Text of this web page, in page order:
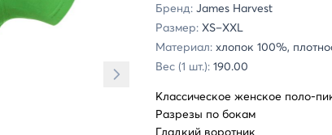
Бренд: James Harvest
Размер: XS–XXL
Материал: хлопок 100%,
Вес (1 шт.): 190.00
Классическое женское поло-
Разрезы по бокам
Гладкий воротник